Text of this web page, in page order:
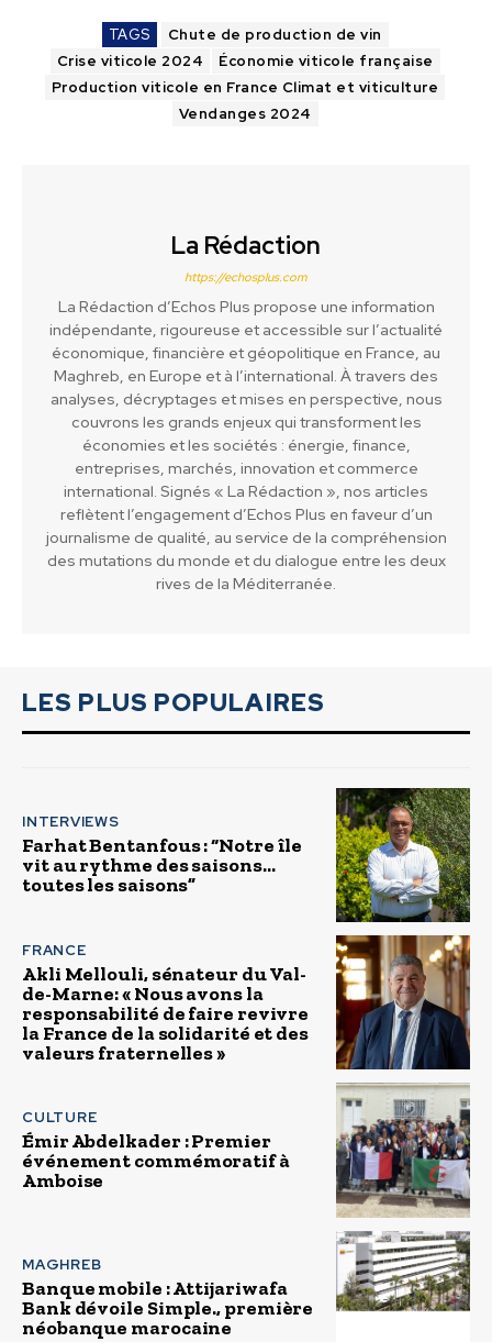
TAGS
Chute de production de vin
Crise viticole 2024
Économie viticole française
Production viticole en France Climat et viticulture
Vendanges 2024
La Rédaction
https://echosplus.com
La Rédaction d’Echos Plus propose une information
indépendante, rigoureuse et accessible sur l’actualité
économique, financière et géopolitique en France, au
Maghreb, en Europe et à l’international. À travers des
analyses, décryptages et mises en perspective, nous
couvrons les grands enjeux qui transforment les
économies et les sociétés : énergie, finance,
entreprises, marchés, innovation et commerce
international. Signés « La Rédaction », nos articles
reflètent l’engagement d’Echos Plus en faveur d’un
journalisme de qualité, au service de la compréhension
des mutations du monde et du dialogue entre les deux
rives de la Méditerranée.
LES PLUS POPULAIRES
INTERVIEWS
Farhat Bentanfous : “Notre île
vit au rythme des saisons…
toutes les saisons”
FRANCE
Akli Mellouli, sénateur du Val-
de-Marne: « Nous avons la
responsabilité de faire revivre
la France de la solidarité et des
valeurs fraternelles »
CULTURE
Émir Abdelkader : Premier
événement commémoratif à
Amboise
MAGHREB
Banque mobile : Attijariwafa
Bank dévoile Simple., première
néobanque marocaine